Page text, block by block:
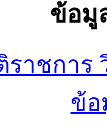
ข้อมู
าชการ
ข้อ